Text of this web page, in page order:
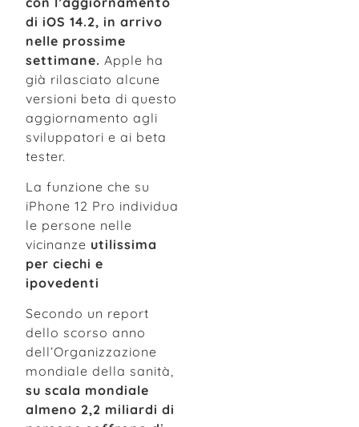
di iOS 14.2, in arrivo
nelle prossime
settimane. Apple ha
già rilasciato alcune
versioni beta di questo
aggiornamento agli
sviluppatori e ai beta
tester.
La funzione che su
iPhone 12 Pro individua
le persone nelle
vicinanze utilissima
per ciechi e
ipovedenti
Secondo un report
dello scorso anno
dell’Organizzazione
mondiale della sanità,
su scala mondiale
almeno 2,2 miliardi di